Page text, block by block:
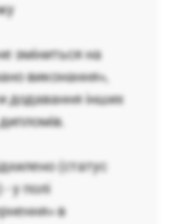
зміниться на
виконання»,
додавання інших
(статус
у полі
в